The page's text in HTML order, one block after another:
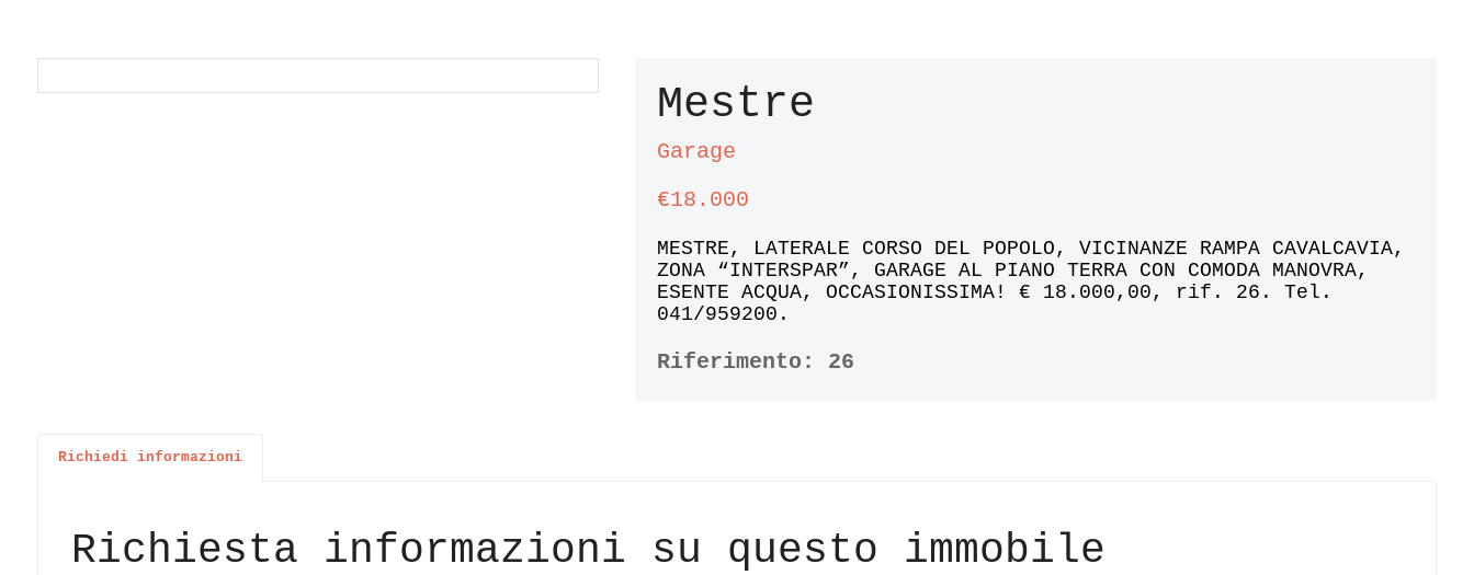
Mestre
Garage
€18.000
MESTRE, LATERALE CORSO DEL POPOLO, VICINANZE RAMPA CAVALCAVIA,
ZONA “INTERSPAR”, GARAGE AL PIANO TERRA CON COMODA MANOVRA,
ESENTE ACQUA, OCCASIONISSIMA! € 18.000,00, rif. 26. Tel.
041/959200.
Riferimento: 26
Richiedi informazioni
Richiesta informazioni su questo immobile